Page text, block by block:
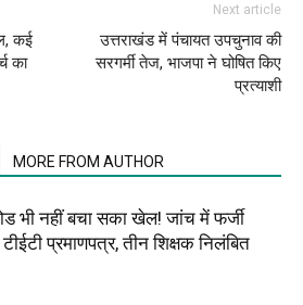
कई
का
Next article
उत्तराखंड में पंचायत उपचुनाव की
सरगर्मी तेज, भाजपा ने घोषित किए
प्रत्याशी
MORE FROM AUTHOR
भी नहीं बचा सका खेल! जांच में फर्जी
प्रमाणपत्र, तीन शिक्षक निलंबित